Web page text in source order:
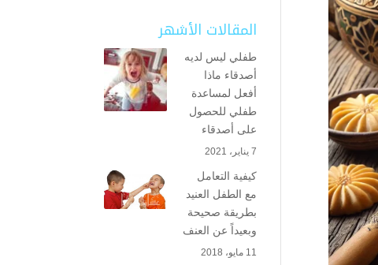
المقالات الأشهر
طفلي ليس لديه
أصدقاء ماذا
أفعل لمساعدة
طفلي للحصول
على أصدقاء
7 يناير، 2021
كيفية التعامل
مع الطفل العنيد
بطريقة صحيحة
وبعيداً عن العنف
11 مايو، 2018